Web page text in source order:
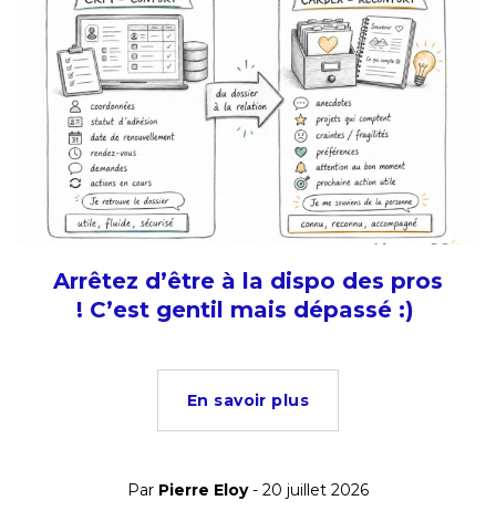
Arrêtez d’être à la dispo des pros
! C’est gentil mais dépassé :)
En savoir plus
Par Pierre Eloy- 20 juillet 2026